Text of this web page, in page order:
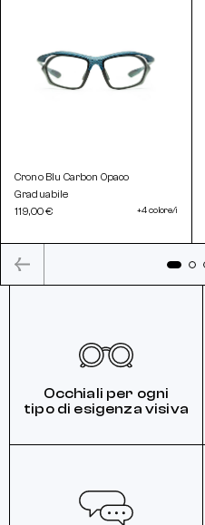
Crono Blu Carbon Opaco
Graduabile
119,00 €
+4 colore/i
Occhiali per ogni
tipo di esigenza visiva